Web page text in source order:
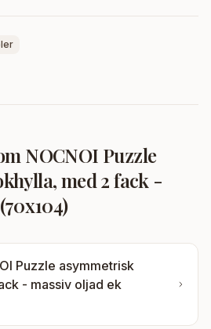
NOCNOI Puzzle
med 2 fack -
Puzzle asymmetrisk
- massiv oljad ek